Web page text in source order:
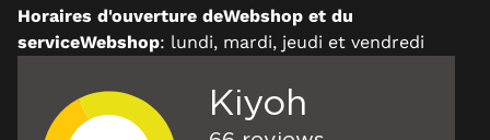
Horaires d'ouverture deWebshop et du
serviceWebshop: lundi, mardi, jeudi et vendredi